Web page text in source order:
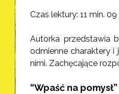
Czas lektury: 11 min. 09
Autorka przedstawia
odmienne charaktery i
nimi. Zachęcające
“Wpaść na pomysł”